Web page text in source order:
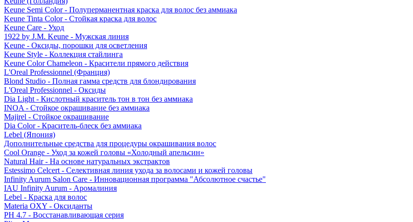
Keune Semi Color - Полуперманентная краска для волос без аммиака
Keune Tinta Color - Стойкая краска для волос
Keune Care - Уход
1922 by J.M. Keune - Мужская линия
Keune - Оксиды, порошки для осветления
Keune Style - Коллекция стайлинга
Keune Color Chameleon - Красители прямого действия
L'Oreal Professionnel (Франция)
Blond Studio - Полная гамма средств для блондирования
L'Oreal Professionnel - Оксиды
Dia Light - Кислотный краситель тон в тон без аммиака
INOA - Стойкое окрашивание без аммиака
Majirel - Стойкое окрашивание
Dia Color - Краситель-блеск без аммиака
Lebel (Япония)
Дополнительные средства для процедуры окрашивания волос
Cool Orange - Уход за кожей головы «Холодный апельсин»
Natural Hair - На основе натуральных экстрактов
Estessimo Celcert - Селективная линия ухода за волосами и кожей головы
Infinity Aurum Salon Care - Инновационная программа "Абсолютное счастье"
IAU Infinity Aurum - Аромалиния
Lebel - Краска для волос
Materia OXY - Оксиданты
PH 4.7 - Восстанавливающая серия